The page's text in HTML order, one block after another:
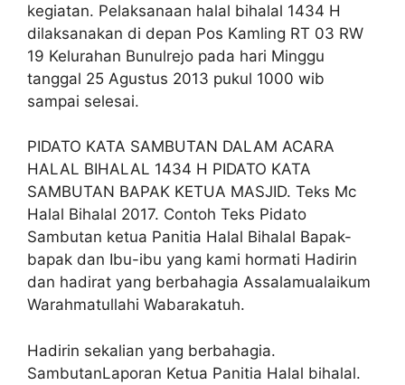
kegiatan. Pelaksanaan halal bihalal 1434 H
dilaksanakan di depan Pos Kamling RT 03 RW
19 Kelurahan Bunulrejo pada hari Minggu
tanggal 25 Agustus 2013 pukul 1000 wib
sampai selesai.
PIDATO KATA SAMBUTAN DALAM ACARA
HALAL BIHALAL 1434 H PIDATO KATA
SAMBUTAN BAPAK KETUA MASJID. Teks Mc
Halal Bihalal 2017. Contoh Teks Pidato
Sambutan ketua Panitia Halal Bihalal Bapak-
bapak dan Ibu-ibu yang kami hormati Hadirin
dan hadirat yang berbahagia Assalamualaikum
Warahmatullahi Wabarakatuh.
Hadirin sekalian yang berbahagia.
SambutanLaporan Ketua Panitia Halal bihalal.